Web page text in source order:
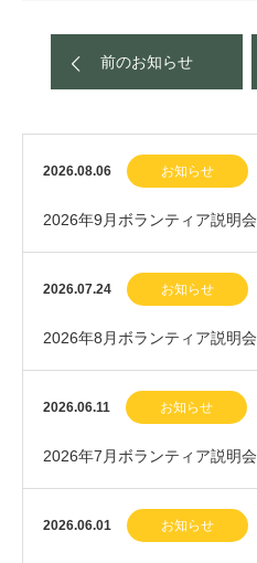
前のお知らせ
2026.08.06 お知らせ
2026年9月ボランティア説明会
2026.07.24 お知らせ
2026年8月ボランティア説明会
2026.06.11 お知らせ
2026年7月ボランティア説明会
2026.06.01 お知らせ